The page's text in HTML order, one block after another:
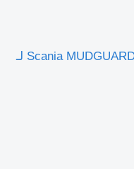
واقي خلفي من الطين Scania MUDGUARD RH 2599546 لـ